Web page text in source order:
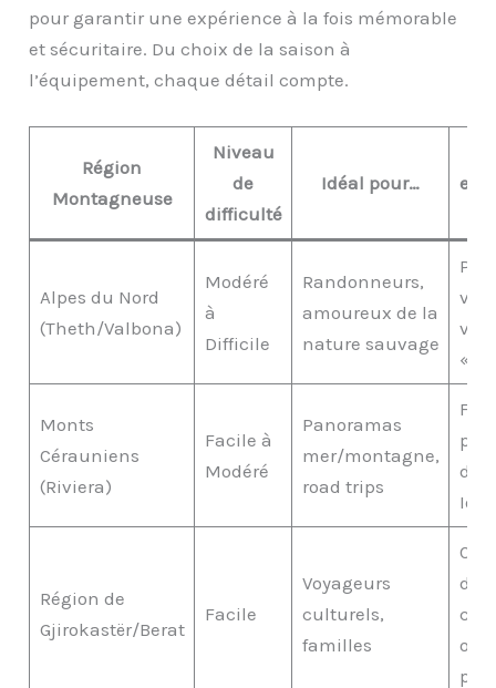
pour garantir une expérience à la fois mémorable
et sécuritaire. Du choix de la saison à
l’équipement, chaque détail compte.
Région
Montagneuse
Niveau
de
difficulté
Idéal pour…
Alpes du Nord
(Theth/Valbona)
Modéré
à
Difficile
Randonneurs,
amoureux de la
nature sauvage
«
Monts
Cérauniens
(Riviera)
Facile à
Modéré
Panoramas
mer/montagne,
road trips
Région de
Gjirokastër/Berat
Facile
Voyageurs
culturels,
familles